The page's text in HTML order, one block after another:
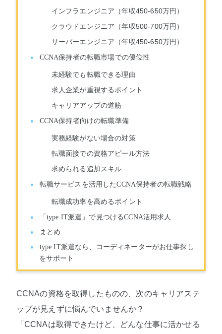
インフラエンジニア（年収450-650万円）
クラウドエンジニア（年収500-700万円）
サーバーエンジニア（年収450-650万円）
CCNA保持者の転職市場での優位性
未経験でも転職できる理由
求人企業が重視するポイント
キャリアアップの道筋
CCNA保持者向けの転職準備
実務経験がない場合の対策
転職面接での資格アピール方法
求められる追加スキル
転職サービスを活用したCCNA保持者の転職戦略
転職成功率を高めるポイント
「type IT派遣」で見つけるCCNA活用求人
まとめ
type IT派遣なら、コーディネーターがお仕事探し
をサポート
CCNAの資格を取得したものの、次のキャリアステ
ップが見えずに悩んでいませんか？
「CCNAは取得できたけど、どんな仕事に活かせる